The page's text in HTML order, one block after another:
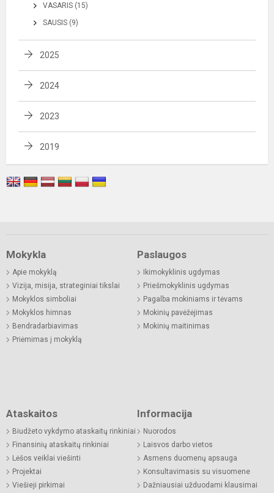
VASARIS (15)
SAUSIS (9)
2025
2024
2023
2019
Mokykla
Apie mokyklą
Vizija, misija, strateginiai tikslai
Mokyklos simboliai
Mokyklos himnas
Bendradarbiavimas
Priėmimas į mokyklą
Paslaugos
Ikimokyklinis ugdymas
Priešmokyklinis ugdymas
Pagalba mokiniams ir tėvams
Mokinių pavėžėjimas
Mokinių maitinimas
Ataskaitos
Biudžeto vykdymo ataskaitų rinkiniai
Finansinių ataskaitų rinkiniai
Lėšos veiklai viešinti
Projektai
Viešieji pirkimai
Informacija
Nuorodos
Laisvos darbo vietos
Asmens duomenų apsauga
Konsultavimasis su visuomene
Dažniausiai užduodami klausimai